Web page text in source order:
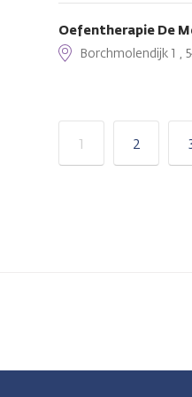
Oefentherapie De
Borchmolendijk 1 ,
1 2